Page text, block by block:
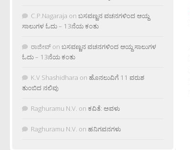
C.P.Nagaraja on ಬಸವಣ್ಣನ ವಚನಗಳಿಂದ ಆಯ್ದ
ಸಾಲುಗಳ ಓದು – 13ನೆಯ ಕಂತು
ರಾಜೀವ್ on ಬಸವಣ್ಣನ ವಚನಗಳಿಂದ ಆಯ್ದ ಸಾಲುಗಳ
ಓದು – 13ನೆಯ ಕಂತು
K.V Shashidhara on ಹೊನಲುವಿಗೆ 11 ವರುಶ
ತುಂಬಿದ ನಲಿವು
Raghuramu N.V. on ಕವಿತೆ: ಅವಳು
Raghuramu N.V. on ಹನಿಗವನಗಳು